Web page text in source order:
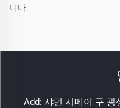
니다.
Add: 샤먼 시메이 구 광